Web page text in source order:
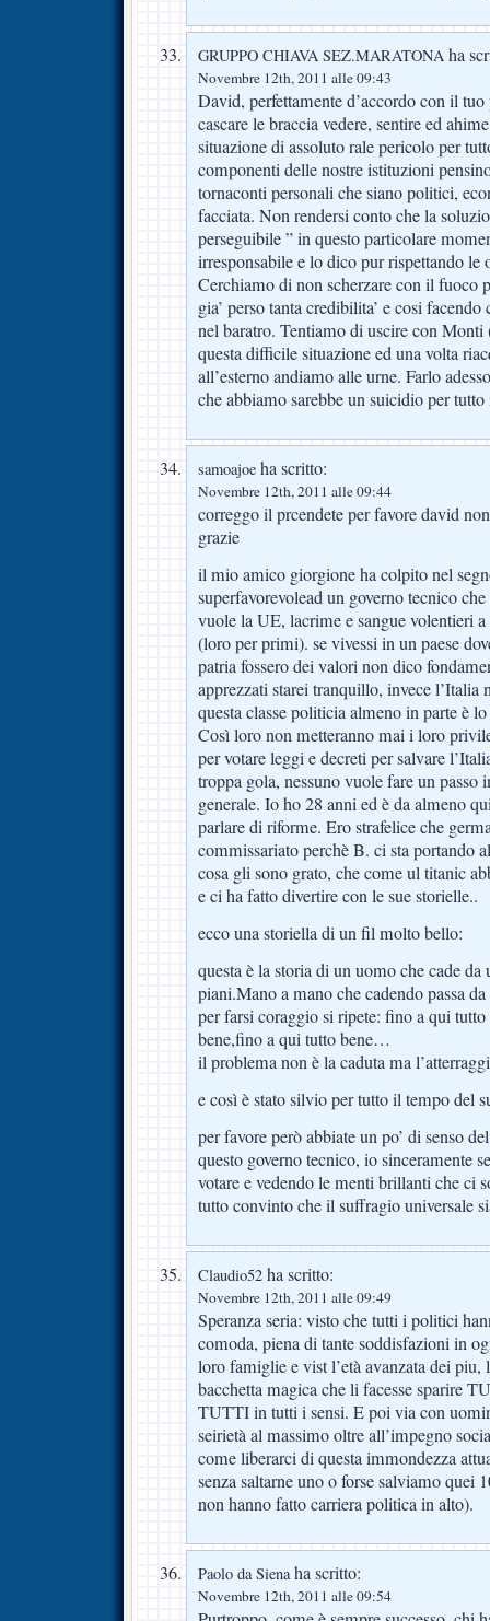
GRUPPO CHIAVA SEZ.MARATONA ha
Novembre 12th, 2011 alle 09:43
David, perfettamente d’accordo con il
cascare le braccia vedere, sentire ed
situazione di assoluto rale pericolo per
componenti delle nostre istituzioni
tornaconti personali che siano politici,
facciata. Non rendersi conto che la
perseguibile ” in questo particolare
irresponsabile e lo dico pur rispettando
Cerchiamo di non scherzare con il fuoco
gia’ perso tanta credibilita’ e cosi
nel baratro. Tentiamo di uscire con Monti
questa difficile situazione ed una volta
all’esterno andiamo alle urne. Farlo
che abbiamo sarebbe un suicidio per tutto
samoajoe ha scritto:
Novembre 12th, 2011 alle 09:44
correggo il prcendete per favore david
grazie
il mio amico giorgione ha colpito nel
superfavorevolead un governo tecnico
vuole la UE, lacrime e sangue volentieri
(loro per primi). se vivessi in un paese
patria fossero dei valori non dico
apprezzati starei tranquillo, invece l’Italia
questa classe politicia almeno in parte è
Così loro non metteranno mai i loro
per votare leggi e decreti per salvare
troppa gola, nessuno vuole fare un passo
generale. Io ho 28 anni ed è da almeno
parlare di riforme. Ero strafelice che
commissariato perchè B. ci sta portando
cosa gli sono grato, che come ul titanic
e ci ha fatto divertire con le sue storielle..
ecco una storiella di un fil molto bello:
questa è la storia di un uomo che cade da
piani.Mano a mano che cadendo passa
per farsi coraggio si ripete: fino a qui
bene,fino a qui tutto bene…
il problema non è la caduta ma
e così è stato silvio per tutto il tempo del
per favore però abbiate un po’ di senso
questo governo tecnico, io sinceramente
votare e vedendo le menti brillanti che ci
tutto convinto che il suffragio universale
Claudio52 ha scritto:
Novembre 12th, 2011 alle 09:49
Speranza seria: visto che tutti i politici
comoda, piena di tante soddisfazioni in
loro famiglie e vist l’età avanzata dei piu,
bacchetta magica che li facesse sparire
TUTTI in tutti i sensi. E poi via con
seirietà al massimo oltre all’impegno
come liberarci di questa immondezza
senza saltarne uno o forse salviamo quei
non hanno fatto carriera politica in alto).
Paolo da Sienaha scritto:
Novembre 12th, 2011 alle 09:54